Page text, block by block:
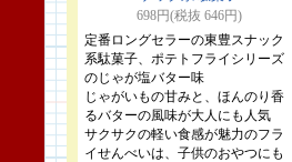
698円(税抜 646円)
定番ロングセラーの東豊スナック
系駄菓子、ポテトフライシリーズ
のじゃが塩バター味
じゃがいもの甘みと、ほんのり香
るバターの風味が大人にも人気
サクサクの軽い食感が魅力のフラ
イせんべいは、子供のおやつにも